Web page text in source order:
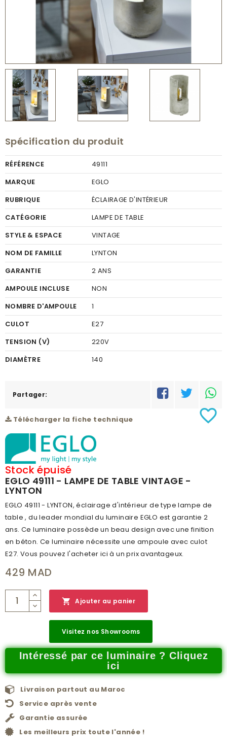
Spécification du produit
RÉFÉRENCE
49111
MARQUE
EGLO
RUBRIQUE
ÉCLAIRAGE D'INTÉRIEUR
CATÉGORIE
LAMPE DE TABLE
STYLE & ESPACE
VINTAGE
NOM DE FAMILLE
LYNTON
GARANTIE
2 ANS
AMPOULE INCLUSE
NON
NOMBRE D'AMPOULE
1
CULOT
E27
TENSION (V)
220V
DIAMÈTRE
140
COULEUR DU MATÉRIEL
CLASSE DE PROTECTION2
BRANCHEMENT
POIDS (KG)
4.174
CODE À BARRE
9002759491116
RÉSEAU
B
CATALOGUE
VINTAGE CATALOG 2019
NUMÉRO PAGE
180
Partager:
Télécharger la fiche technique
Stock épuisé
EGLO 49111 - LAMPE DE TABLE VINTAGE -
LYNTON
EGLO 49111 - LYNTON, éclairage d'intérieur de type lampe de
table , du leader mondial du luminaire EGLO est garantie 2
ans. Ce luminaire possède un beau design avec une finition
en béton. Ce luminaire nécessite une ampoule avec culot
E27. Vous pouvez l'acheter ici à un prix avantageux.
favorite_border
429 MAD
 Ajouter au panier
Visitez nos Showrooms
Intéressé par ce luminaire ? Cliquez
ici
Livraison partout au Maroc
Service après vente
Garantie assurée
Les meilleurs prix toute l'année !